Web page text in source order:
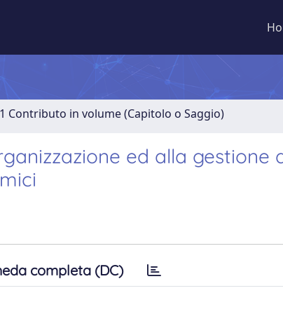
Contributo in volume (Capitolo o Saggio)
ed alla gestione
completa (DC)